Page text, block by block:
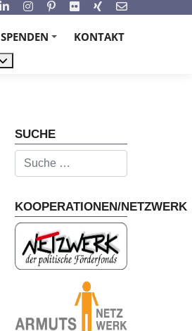
SPENDEN KONTAKT
SUCHE
Suchen
KOOPERATIONEN/NETZWERK